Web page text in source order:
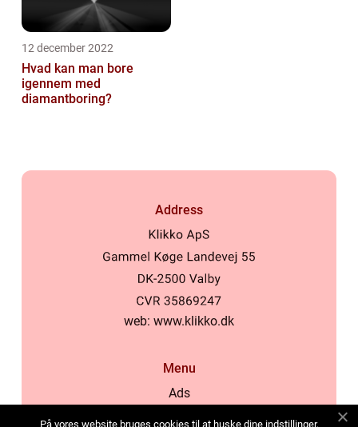
12 december 2022
Hvad kan man bore
igennem med
diamantboring?
Address
web: www.klikko.dk
Menu
Ads
På vores website bruges cookies til at huske dine indstillinger,